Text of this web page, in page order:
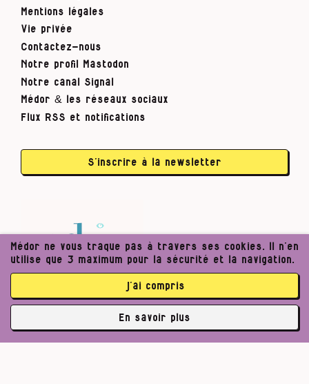
Mentions légales
Vie privée
Contactez-nous
Notre profil Mastodon
Notre canal Signal
Médor & les réseaux sociaux
Flux RSS et notifications
S’inscrire à la newsletter
Médor ne vous traque pas à travers ses cookies. Il n’en
utilise que 3 maximum pour la sécurité et la navigation.
j’ai compris
En savoir plus